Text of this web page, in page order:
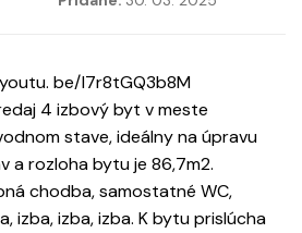
be/I7r8tGQ3b8M
4 izbový byt v meste
stave, ideálny na úpravu
a rozloha bytu je 86,7m2.
chodba, samostatné WC,
izba, izba, izba. K bytu prislúcha